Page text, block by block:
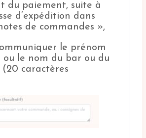
du paiement, suite à
d’expédition dans
de commandes »,
le prénom
ou le nom du bar ou du
caractères